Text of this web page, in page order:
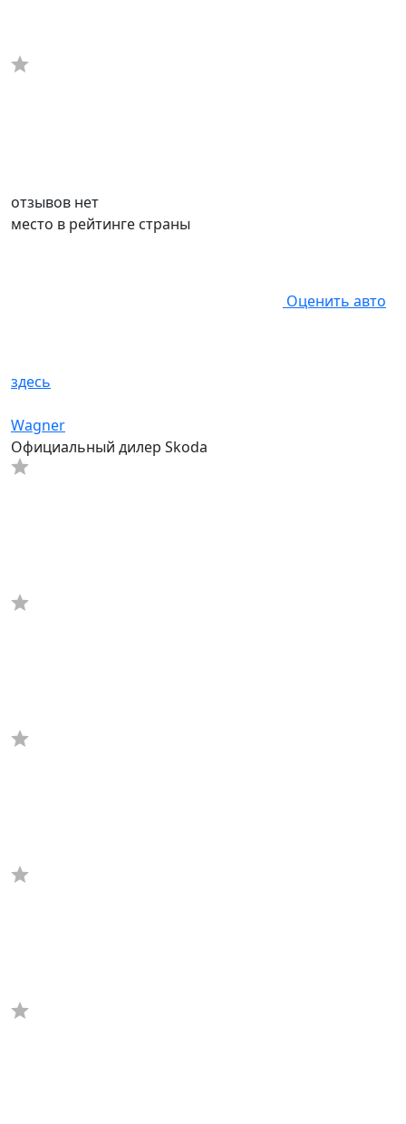
отзывов нет
место в рейтинге страны
Оценить авто
здесь
Wagner
Официальный дилер Skoda